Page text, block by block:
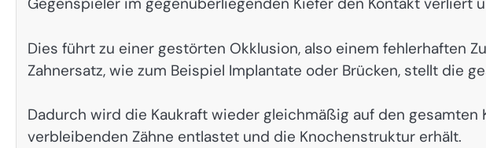
Dies führt zu einer gestörten Okklusion, also einem fehlerhaften
Zahnersatz, wie zum Beispiel Implantate oder Brücken, stellt die
Dadurch wird die Kaukraft wieder gleichmäßig auf den gesamten
verbleibenden Zähne entlastet und die Knochenstruktur erhält.